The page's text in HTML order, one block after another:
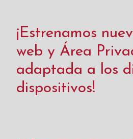
¡Estrenamos
web y Área
adaptada a los
dispositivos!